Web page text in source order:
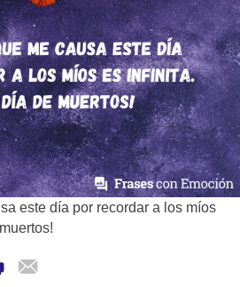
este día por recordar a los míos